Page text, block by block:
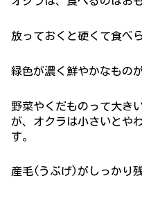
放っておくと硬くて食べ
緑色が濃く鮮やかなもの
野菜やくだものって大き
が、オクラは小さいとや
す。
産毛(うぶげ)がしっかり